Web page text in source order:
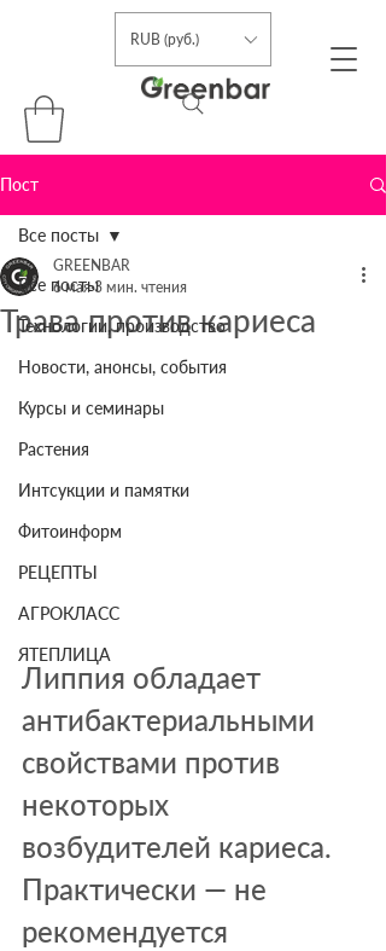
RUB (руб.)
Пост
Все посты
Технологии, производство
Новости, анонсы, события
Курсы и семинары
Растения
Интсукции и памятки
Фитоинформ
РЕЦЕПТЫ
АГРОКЛАСС
ЯТЕПЛИЦА
Все посты
Трава против кариеса
GREENBAR
6 мая 3 мин. чтения
Липпия обладает
антибактериальными
свойствами против
некоторых
возбудителей кариеса.
Практически — не
рекомендуется